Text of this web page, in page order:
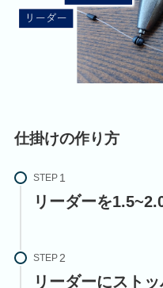
仕掛けの作り方
STEP
リーダーを
STEP
リーダーにスト